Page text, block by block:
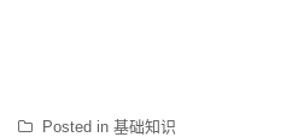
Posted in 基础知识